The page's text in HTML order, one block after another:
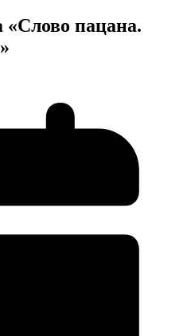
«Слово пацана.